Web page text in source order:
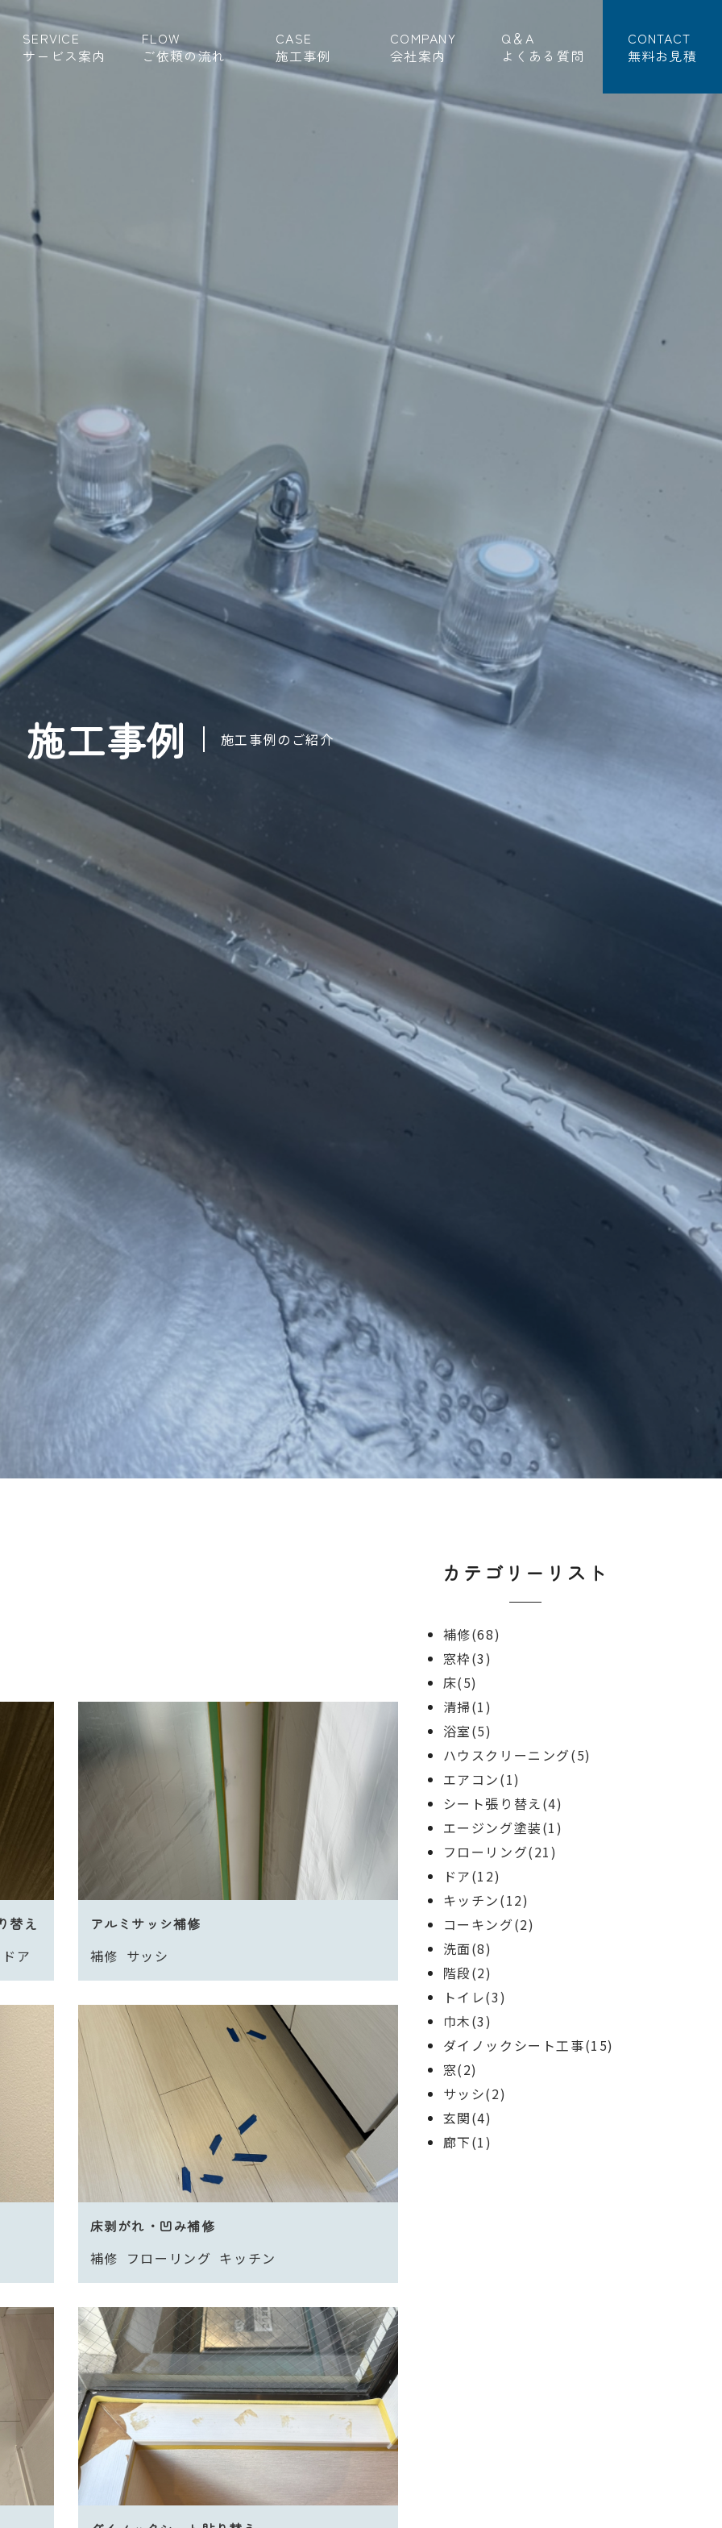
SERVICE
サービス案内
FLOW
ご依頼の流れ
CASE
施工事例
COMPANY
会社案内
Q＆A
よくある質問
CONTACT
無料お見積
施工事例 施工事例のご紹介
替え
ドア
アルミサッシ補修
補修 サッシ
床剥がれ・凹み補修
補修 フローリング キッチン
カテゴリーリスト
補修(68)
窓枠(3)
床(5)
清掃(1)
浴室(5)
ハウスクリーニング(5)
エアコン(1)
シート張り替え(4)
エージング塗装(1)
フローリング(21)
ドア(12)
キッチン(12)
コーキング(2)
洗面(8)
階段(2)
トイレ(3)
巾木(3)
ダイノックシート工事(15)
窓(2)
サッシ(2)
玄関(4)
廊下(1)